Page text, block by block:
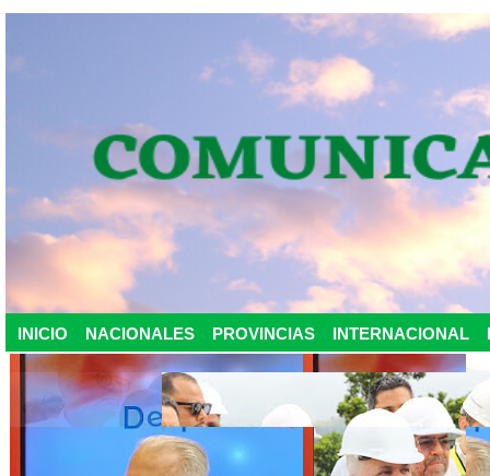
INICIO NACIONALES PROVINCIAS INTERNACIONAL